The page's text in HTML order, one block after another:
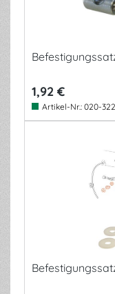
1,92 €
Artikel-Nr.: 020-